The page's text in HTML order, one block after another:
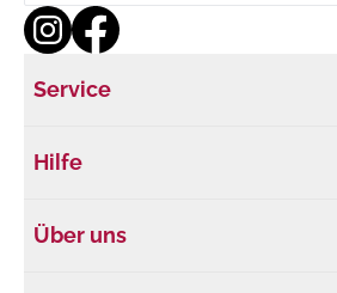
Service
Hilfe
Über uns